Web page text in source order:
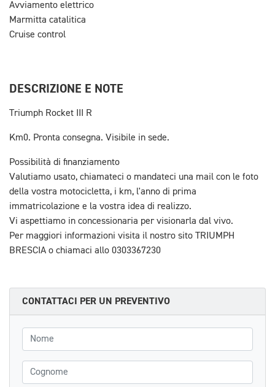
Avviamento elettrico
Marmitta catalitica
Cruise control
DESCRIZIONE E NOTE
Triumph Rocket III R
Km0. Pronta consegna. Visibile in sede.
Possibilità di finanziamento
Valutiamo usato, chiamateci o mandateci una mail con le foto
della vostra motocicletta, i km, l'anno di prima
immatricolazione e la vostra idea di realizzo.
Vi aspettiamo in concessionaria per visionarla dal vivo.
Per maggiori informazioni visita il nostro sito TRIUMPH
BRESCIA o chiamaci allo 0303367230
CONTATTACI PER UN PREVENTIVO
Nome
Cognome